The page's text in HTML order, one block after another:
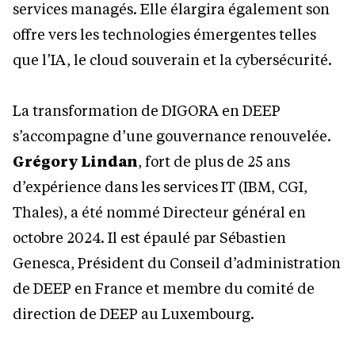
services managés. Elle élargira également son
offre vers les technologies émergentes telles
que l’IA, le cloud souverain et la cybersécurité.
La transformation de DIGORA en DEEP
s’accompagne d’une gouvernance renouvelée.
Grégory Lindan, fort de plus de 25 ans
d’expérience dans les services IT (IBM, CGI,
Thales), a été nommé Directeur général en
octobre 2024. Il est épaulé par Sébastien
Genesca, Président du Conseil d’administration
de DEEP en France et membre du comité de
direction de DEEP au Luxembourg.